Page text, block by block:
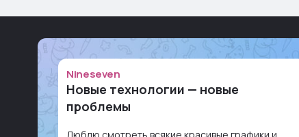
Nineseven
Новые технологии — новые
проблемы